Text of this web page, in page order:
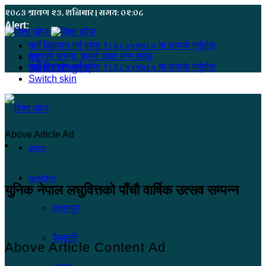
२०८३ श्रावण २३, शनिबार | समय: ०२:०८
Alert:
यहाँ बिज्ञापन गर्नु परेमा ९८६८५५५७८० मा सम्पर्क गर्नुहोस
हजुरको सूचना, हाम्रो खबर बन्न सक्छ
यहाँ बिज्ञापन गर्नु परेमा ९८६८५५५७८० मा सम्पर्क गर्नुहोस
मेनू
समाचार खोज्नुहोस्
Switch skin
होमपेज
सुदूरपश्चिम
कंचनपुर
कैलाली
Above Article Ad
युनिक नेपाल लघुवित्तको पाँचौ वार्षिक उत्सव सम्पन्न
२०८० श्रावण २०, शनिबार ०६:२१
Above Article Content Ad